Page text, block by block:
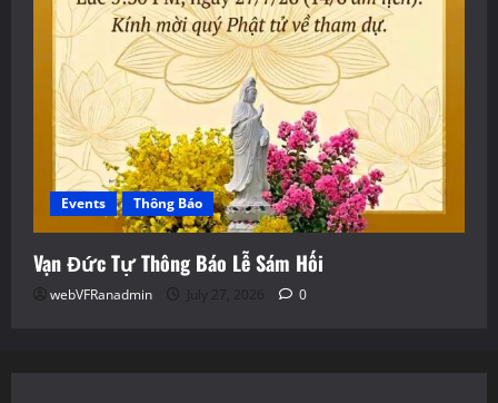
Events Thông Báo
Vạn Đức Tự Thông Báo Lễ Sám Hối
webVFRanadmin July 27, 2026 0